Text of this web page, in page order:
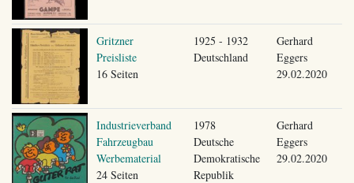
Gritzner
Preisliste
16 Seiten
1925 - 1932
Deutschland
Gerhard
Eggers
29.02.2020
Industrieverband
Fahrzeugbau
Werbematerial
24 Seiten
1978
Deutsche
Demokratische
Republik
Gerhard
Eggers
29.02.2020